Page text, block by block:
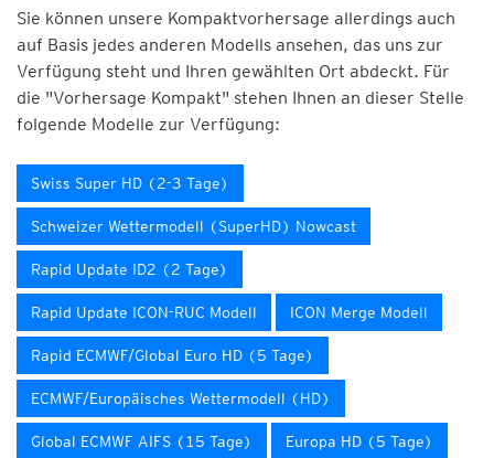
Sie können unsere Kompaktvorhersage allerdings auch
auf Basis jedes anderen Modells ansehen, das uns zur
Verfügung steht und Ihren gewählten Ort abdeckt. Für
die "Vorhersage Kompakt" stehen Ihnen an dieser Stelle
folgende Modelle zur Verfügung:
Swiss Super HD (2-3 Tage)
Schweizer Wettermodell (SuperHD) Nowcast
Rapid Update ID2 (2 Tage)
Rapid Update ICON-RUC Modell ICON Merge Modell
Rapid ECMWF/Global Euro HD (5 Tage)
ECMWF/Europäisches Wettermodell (HD)
Global ECMWF AIFS (15 Tage) Europa HD (5 Tage)